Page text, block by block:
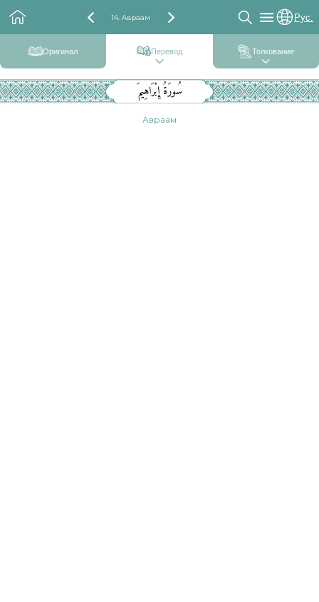
14. Авраам Рус.
Оригинал Перевод Толкование
سُورَةُ إِبْرَاهِيمَ
Авраам